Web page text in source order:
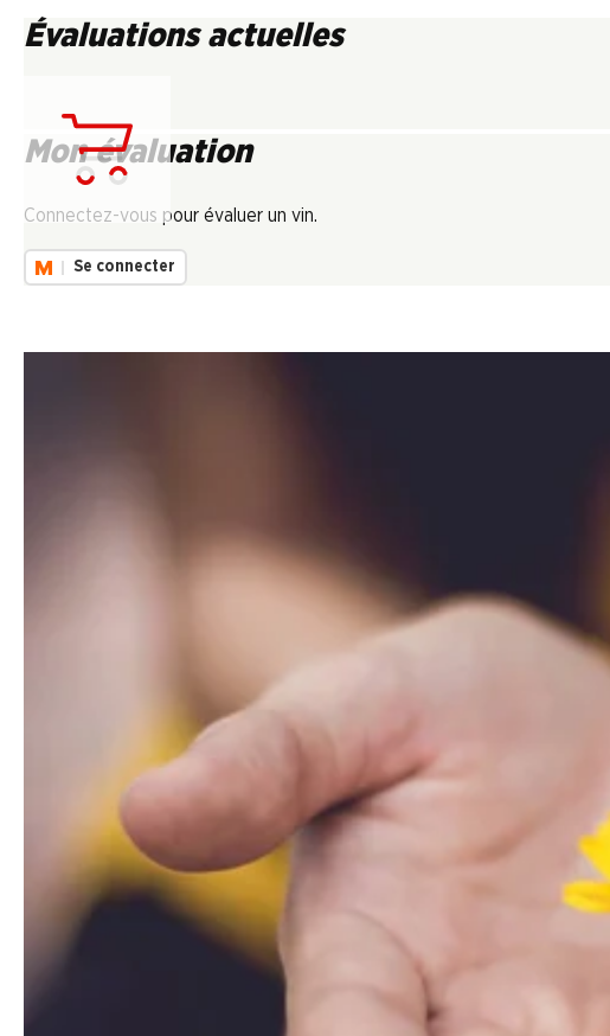
Évaluations actuelles
Mon évaluation
Connectez-vous pour évaluer un vin.
Se connecter